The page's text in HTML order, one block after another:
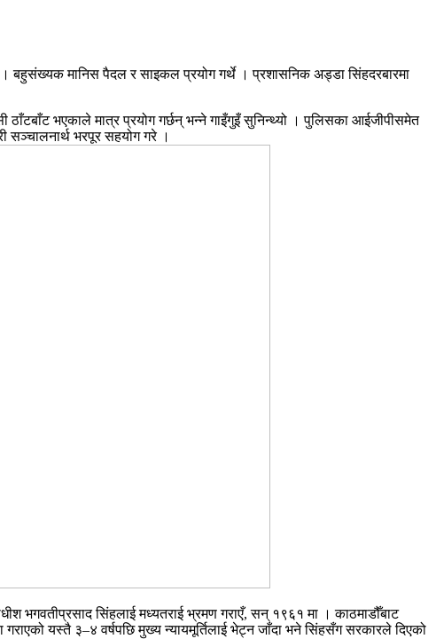
बहुसंख्यक मानिस पैदल र साइकल प्रयोग गर्थे । प्रशासनिक अड्डा सिंहदरबारमा
ठाँटबाँट भएकाले मात्र प्रयोग गर्छन् भन्ने गाइँगुइँ सुनिन्थ्यो । पुलिसका आईजीपीसमेत
सञ्चालनार्थ भरपूर सहयोग गरे ।
भगवतीप्रसाद सिंहलाई मध्यतराई भ्रमण गराएँ, सन् १९६१ मा । काठमाडौँबाट
यस्तै ३–४ वर्षपछि मुख्य न्यायमूर्तिलाई भेट्न जाँदा भने सिंहसँग सरकारले दिएको